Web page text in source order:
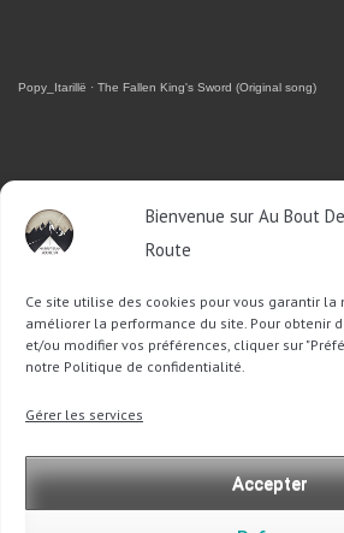
Bienvenue sur Au Bout
Route
Ce site utilise des cookies pour vous garantir
améliorer la performance du site. Pour obtenir
et/ou modifier vos préférences, cliquer sur
notre Politique de confidentialité.
Gérer les services
Accepter
Popy_Itarillë · The Fallen King's Sword (Original song)
RETROUVEZ-MOI SUR FACEBOOK
OU SUR TWITTER
Follow @Sophie_ABDLRTweet to
: